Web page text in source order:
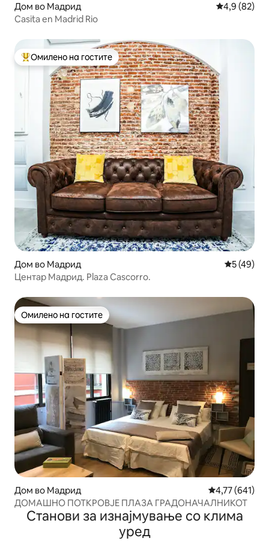
Дом во Мадрид Просечна
4,9 (82)
Casita en Madrid Rio
Меѓу најуспешните „Омилени на гостите“
Омилено на гостите
Дом во Мадрид Просечна
5 (49)
Центар Мадрид. Plaza Cascorro.
Омилено на гостите
Омилено на гостите
Дом во Мадрид Просечна
4,77 (641)
ДОМАШНО ПОТКРОВЈЕ ПЛАЗА ГРАДОНАЧАЛНИКОТ
Станови за изнајмување со клима
уред